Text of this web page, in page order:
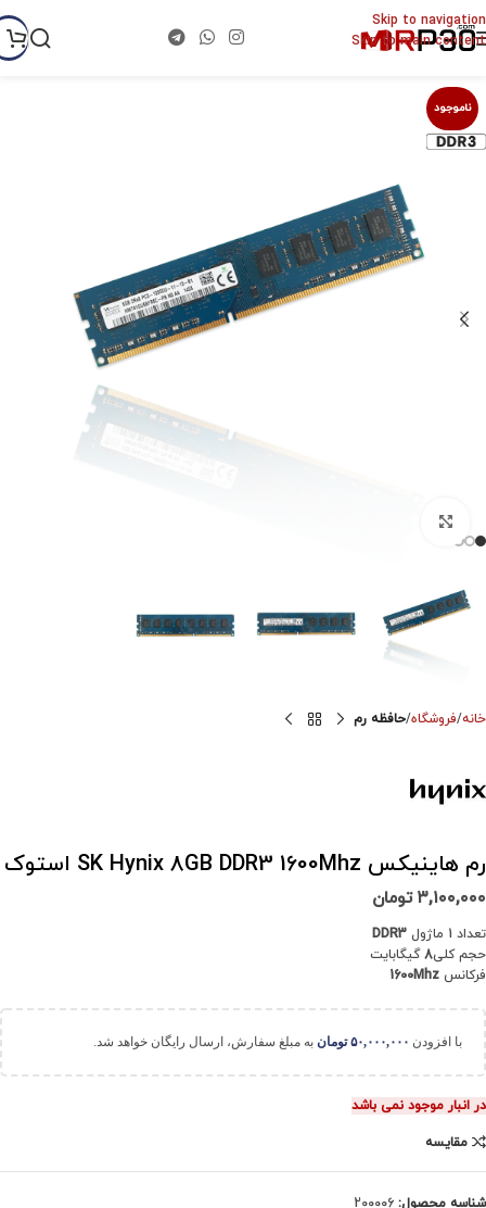
Skip to navigation
Skip to main content
ناموجود
خانه فروشگاه حافظه رم
رم هاینیکس SK Hynix 8GB DDR3 1600Mhz استوک
۳,۱۰۰,۰۰۰ تومان
تعداد 1 ماژول
DDR3
حجم کلی8گیگابایت
فرکانس 1600Mhz
با افزودن ۵۰,۰۰۰,۰۰۰ تومان به مبلغ سفارش، ارسال رایگان خواهد شد.
در انبار موجود نمی باشد
مقایسه
شناسه محصول: 200006